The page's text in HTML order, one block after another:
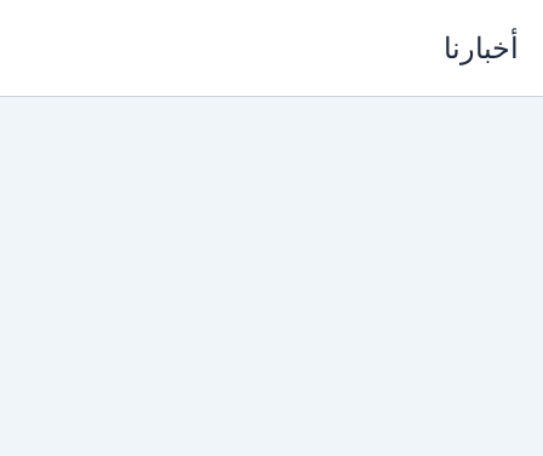
أخبارنا